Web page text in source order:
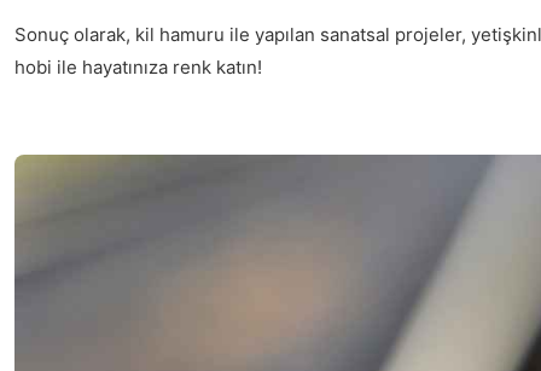
Sonuç olarak, kil hamuru ile yapılan sanatsal projeler,
hobi ile hayatınıza renk katın!